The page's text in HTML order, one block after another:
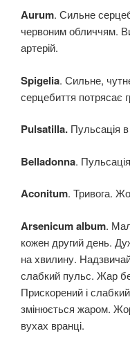
Aurum. Сильне
червоним обличчям.
артерій.
Spigelia. Сильне,
серцебиття потрясає
Pulsatilla. Пульсація в
Belladonna.
Aconitum. Тривога.
Arsenicum album.
кожен другий день.
на хвилину.
слабкий пульс. Жар
Прискорений і
змінюється жаром.
вухах вранці.